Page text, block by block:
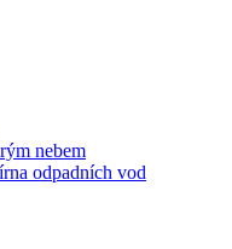
nebem
odpadních vod